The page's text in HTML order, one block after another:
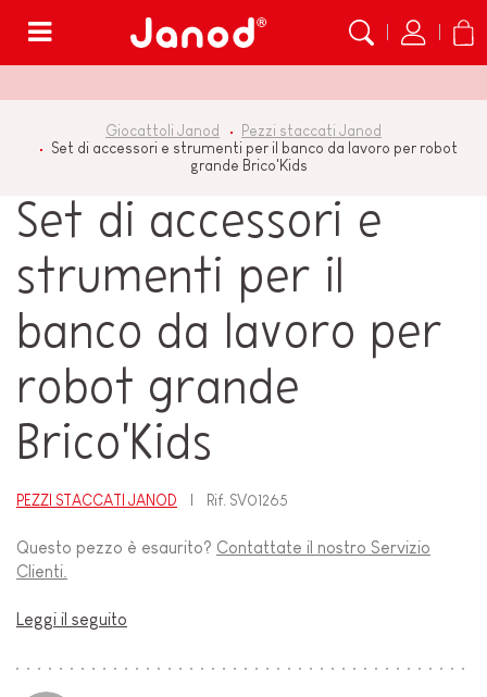
Giocattoli Janod
Pezzi staccati Janod
Set di accessori e strumenti per il banco da lavoro per robot
grande Brico'Kids
Set di accessori e
strumenti per il
banco da lavoro per
robot grande
Brico'Kids
PEZZI STACCATI JANOD Rif. SV01265
Questo pezzo è esaurito? Contattate il nostro Servizio
Clienti.
Leggi il seguito